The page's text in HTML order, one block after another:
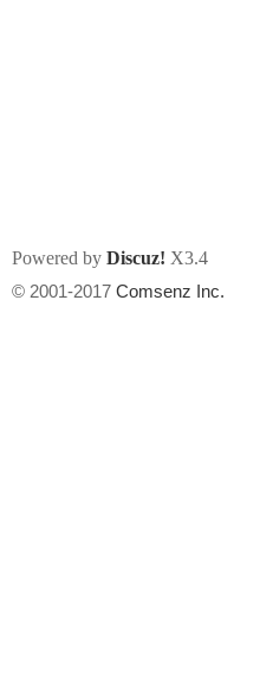
Powered by Discuz! X3.4
© 2001-2017 Comsenz Inc.